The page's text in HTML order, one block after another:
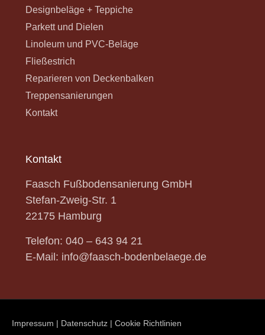
Designbeläge + Teppiche
Parkett und Dielen
Linoleum und PVC-Beläge
Fließestrich
Reparieren von Deckenbalken
Treppensanierungen
Kontakt
Kontakt
Faasch Fußbodensanierung GmbH
Stefan-Zweig-Str. 1
22175 Hamburg
Telefon: 040 – 643 94 21
E-Mail: info@faasch-bodenbelaege.de
Impressum | Datenschutz | Cookie Richtlinien